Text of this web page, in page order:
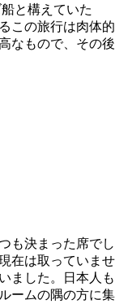
と構えていた
この旅行は肉体的
なもので、その後
も決まった席でし
在は取っていませ
ました。日本人も
ームの隅の方に集